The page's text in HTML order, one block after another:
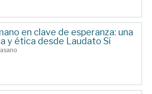
en clave de esperanza: una
y ética desde Laudato Sí